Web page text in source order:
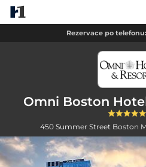
Rezervace po telefonu:
Omni Boston
450 Summer Street Boston